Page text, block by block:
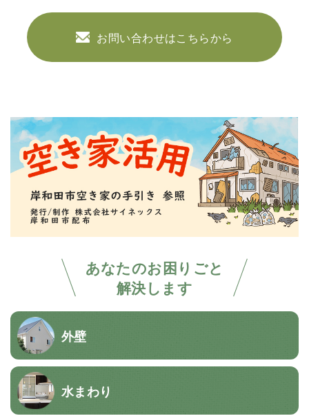
あなたのお困りごと
解決します
外壁
水まわり
お問い合わせはこちらから